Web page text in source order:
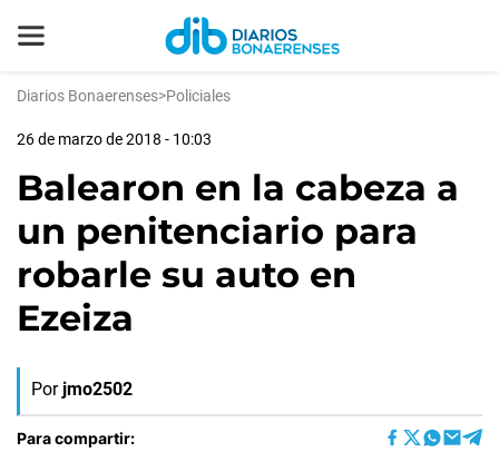
Diarios Bonaerenses>Policiales
26 de marzo de 2018 - 10:03
Balearon en la cabeza a
un penitenciario para
robarle su auto en
Ezeiza
Por jmo2502
Para compartir: